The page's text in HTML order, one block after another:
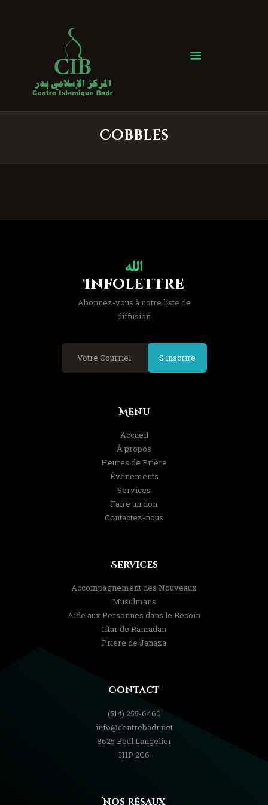
Cobbles
Centre Islamique Badr
Accueil
À propos
Infolettre
Abonnez-vous à notre liste de
diffusion
S'inscrire
Menu
Accueil
À propos
Heures de Prière
Événements
Services
Faire un don
Contactez-nous
Services
Accompagnement des Nouveaux
Musulmans
Aide aux Personnes dans le Besoin
Iftar de Ramadan
Prière de Janaza
Contact
(514) 255-6460
info@centrebadr.net
8625 Boul Langelier
H1P 2C6
Nos Résaux